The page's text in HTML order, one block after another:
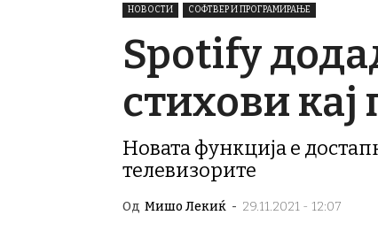
НОВОСТИ СОФТВЕР И ПРОГРАМИРАЊЕ
Spotify
стихови кај
Новата функција е
телевизорите
Од Мишо Лекиќ - 29.11.2021 - 12:07